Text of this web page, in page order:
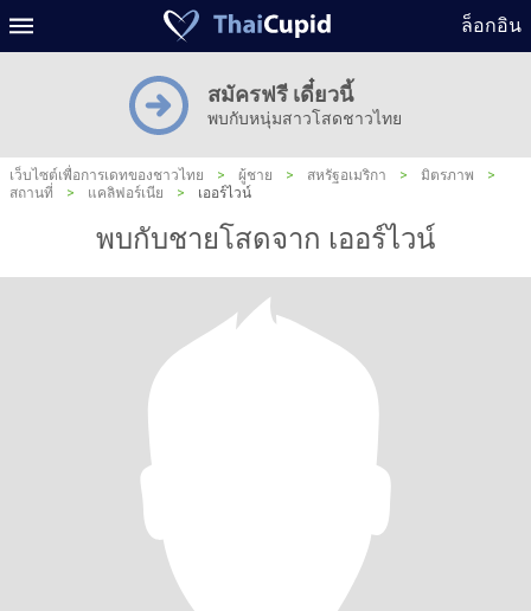
ล็อกอิน
สมัครฟรี เดี๋ยวนี้
พบกับหนุ่มสาวโสดชาวไทย
เว็บไซต์เพื่อการเดทของชาวไทย > ผู้ชาย > สหรัฐอเมริกา > มิตรภาพ
>
สถานที่
> แคลิฟอร์เนีย > เออร์ไวน์
พบกับชายโสดจาก เออร์ไวน์